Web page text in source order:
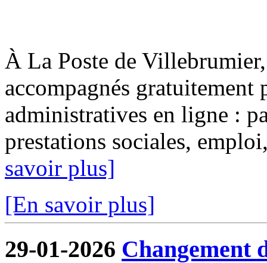
À La Poste de
accompagnés gratuitement
administratives en ligne :
prestations sociales,
savoir plus]
[En savoir plus]
29-01-2026 Changement